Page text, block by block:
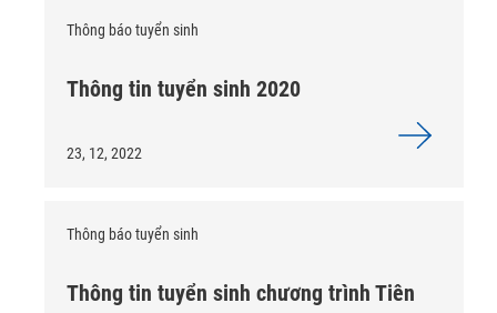
Thông báo tuyển sinh
Thông tin tuyển sinh 2020
23, 12, 2022
Thông báo tuyển sinh
Thông tin tuyển sinh chương trình Tiên